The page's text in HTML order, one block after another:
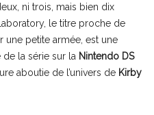
ni trois, mais bien dix
le titre proche de
une petite armée, est une
la série sur la Nintendo DS
aboutie de l’univers de Kirby